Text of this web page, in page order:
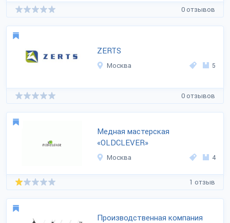
0 отзывов
ZERTS
Москва 5
0 отзывов
Медная мастерская
«OLDCLEVER»
Москва 4
1 отзыв
Производственная компания